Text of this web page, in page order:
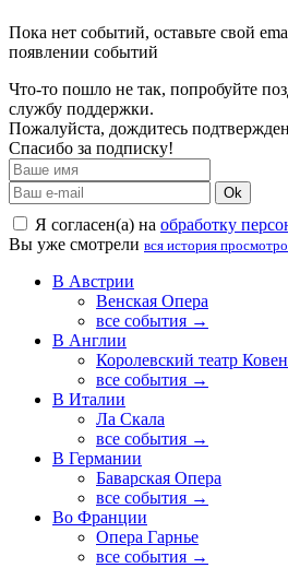
Пока нет событий, оставьте свой
появлении событий
Что-то пошло не так, попробуйте
службу поддержки.
Пожалуйста, дождитесь
Спасибо за подписку!
Ok
Я согласен(а) на обработку
Вы уже смотрели вся история
В Австрии
Венская Опера
все события →
В Англии
Королевский театр
все события →
В Италии
Ла Скала
все события →
В Германии
Баварская Опера
все события →
Во Франции
Опера Гарнье
все события →